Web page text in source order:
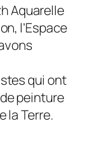
Aquarelle
l’Espace
qui ont
peinture
la Terre.